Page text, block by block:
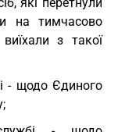
на тимчасово
з такої
- щодо Єдиного